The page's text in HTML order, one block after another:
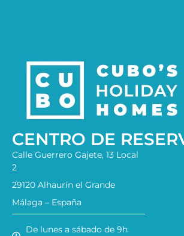
CENTRO DE
Calle Guerrero Gajete, 13 Local
2
29120 Alhaurín el Grande
Málaga – España
De lunes a sábado de 9h